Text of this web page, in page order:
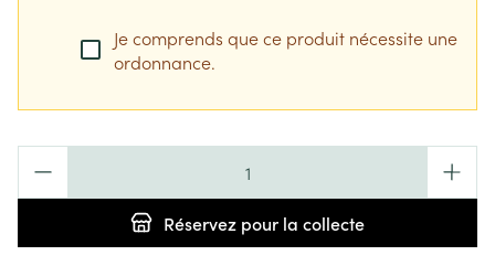
Je comprends que ce produit nécessite une
ordonnance.
Réservez pour la collecte